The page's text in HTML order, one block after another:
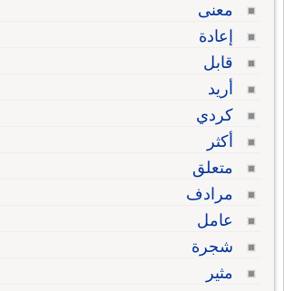
معنى
إعادة
قابل
أريد
كردي
أكثر
متعلق
مرادف
عامل
شجرة
مثير